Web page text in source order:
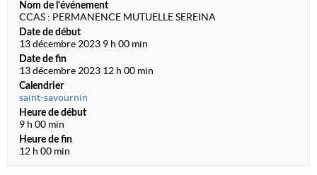
Nom de l'événement
CCAS : PERMANENCE MUTUELLE SEREINA
Date de début
13 décembre 2023 9 h 00 min
Date de fin
13 décembre 2023 12 h 00 min
Calendrier
saint-savournin
Heure de début
9 h 00 min
Heure de fin
12 h 00 min